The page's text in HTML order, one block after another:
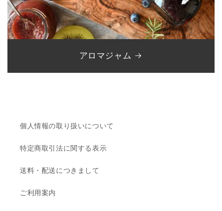
アロマジャム
個人情報の取り扱いについて
特定商取引法に関する表示
送料・配送につきまして
ご利用案内